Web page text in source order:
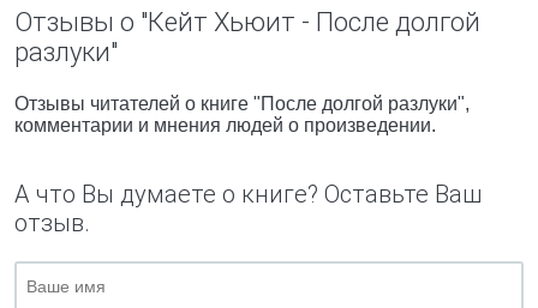
Отзывы о "Кейт Хьюит - После долгой
разлуки"
Отзывы читателей о книге "После долгой разлуки",
комментарии и мнения людей о произведении.
А что Вы думаете о книге? Оставьте Ваш
отзыв.